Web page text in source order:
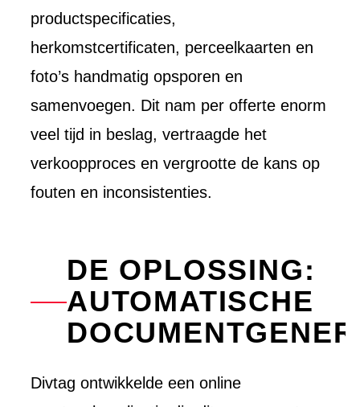
productspecificaties,
herkomstcertificaten, perceelkaarten en
foto’s handmatig opsporen en
samenvoegen. Dit nam per offerte enorm
veel tijd in beslag, vertraagde het
verkoopproces en vergrootte de kans op
fouten en inconsistenties.
DE OPLOSSING:
AUTOMATISCHE
Divtag ontwikkelde een online